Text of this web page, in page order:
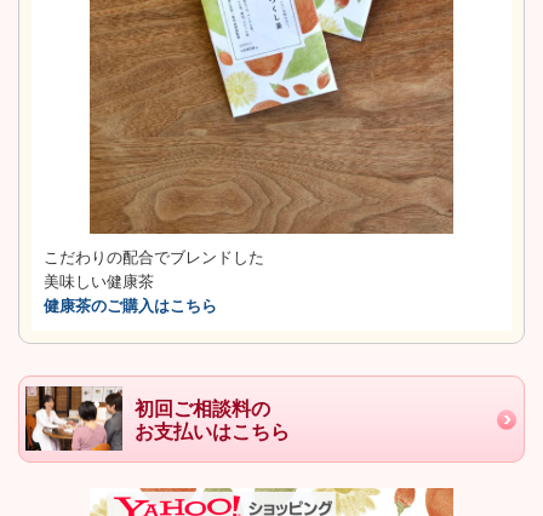
こだわりの配合でブレンドした
美味しい健康茶
健康茶のご購入はこちら
初回ご相談料の
お支払いはこちら